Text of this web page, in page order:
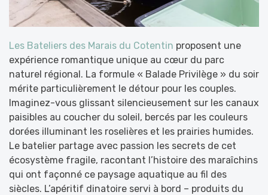
Les Bateliers des Marais du Cotentin proposent une
expérience romantique unique au cœur du parc
naturel régional. La formule « Balade Privilège » du soir
mérite particulièrement le détour pour les couples.
Imaginez-vous glissant silencieusement sur les canaux
paisibles au coucher du soleil, bercés par les couleurs
dorées illuminant les roselières et les prairies humides.
Le batelier partage avec passion les secrets de cet
écosystème fragile, racontant l’histoire des maraîchins
qui ont façonné ce paysage aquatique au fil des
siècles. L’apéritif dinatoire servi à bord – produits du